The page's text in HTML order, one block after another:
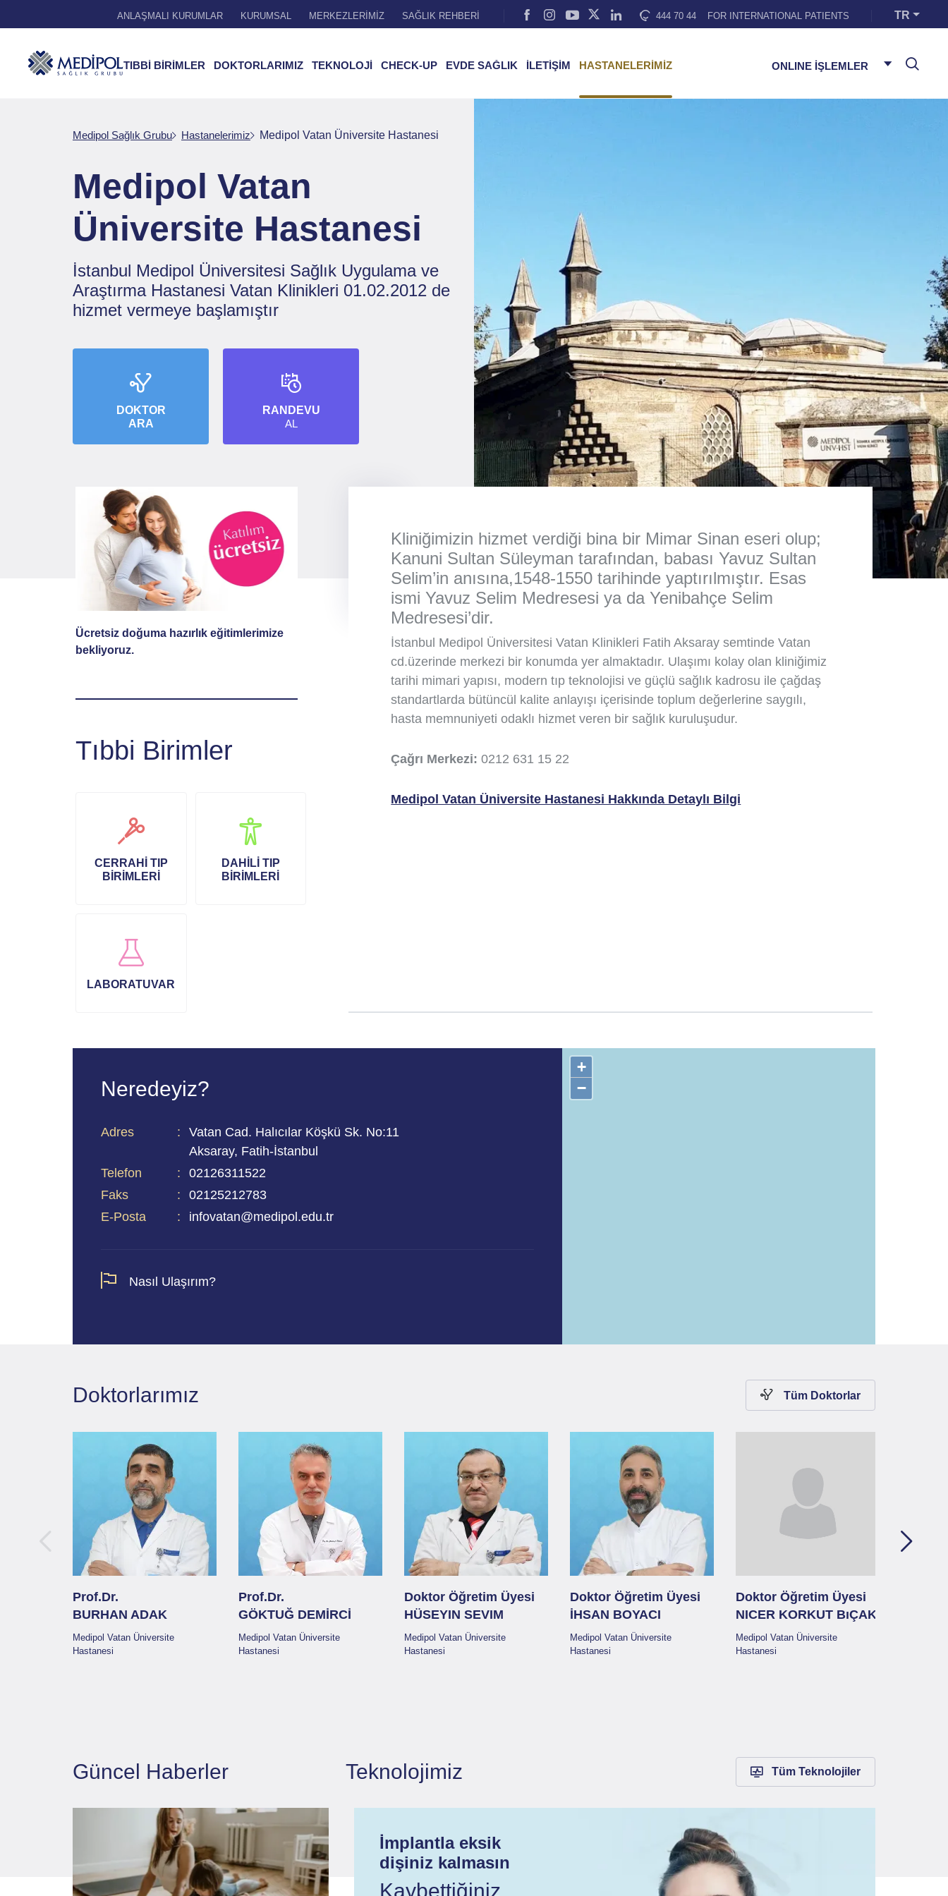
ANLAŞMALI KURUMLAR KURUMSAL MERKEZLERİMİZ SAĞLIK REHBERİ 444 70 44 FOR INTERNATIONAL PATIENTS TR
TIBBİ BİRİMLER DOKTORLARIMIZ TEKNOLOJİ CHECK-UP EVDE SAĞLIK İLETİŞİM HASTANELERİMİZ ONLINE İŞLEMLER
Medipol Sağlık Grubu Hastanelerimiz Medipol Vatan Üniversite Hastanesi
Medipol Vatan
Üniversite Hastanesi
İstanbul Medipol Üniversitesi Sağlık Uygulama ve
Araştırma Hastanesi Vatan Klinikleri 01.02.2012 de
hizmet vermeye başlamıştır
DOKTOR
ARA
RANDEVU
AL
Ücretsiz doğuma hazırlık eğitimlerimize
bekliyoruz.
Tıbbi Birimler
CERRAHI TIP
BIRIMLERI
DAHILI TIP
BIRIMLERI
LABORATUVAR
Kliniğimizin hizmet verdiği bina bir Mimar Sinan eseri olup;
Kanuni Sultan Süleyman tarafından, babası Yavuz Sultan
Selim’in anısına,1548-1550 tarihinde yaptırılmıştır. Esas
ismi Yavuz Selim Medresesi ya da Yenibahçe Selim
Medresesi’dir.
İstanbul Medipol Üniversitesi Vatan Klinikleri Fatih Aksaray semtinde Vatan
cd.üzerinde merkezi bir konumda yer almaktadır. Ulaşımı kolay olan kliniğimiz
tarihi mimari yapısı, modern tıp teknolojisi ve güçlü sağlık kadrosu ile çağdaş
standartlarda bütüncül kalite anlayışı içerisinde toplum değerlerine saygılı,
hasta memnuniyeti odaklı hizmet veren bir sağlık kuruluşudur.
Çağrı Merkezi: 0212 631 15 22
Medipol Vatan Üniversite Hastanesi Hakkında Detaylı Bilgi
Neredeyiz?
Adres
Vatan Cad. Halıcılar Köşkü Sk. No:11
Aksaray, Fatih-İstanbul
Telefon
02126311522
Faks
02125212783
E-Posta
infovatan@medipol.edu.tr
Nasıl Ulaşırım?
+
−
Doktorlarımız Tüm Doktorlar
Prof.Dr.
BURHAN ADAK
Medipol Vatan Üniversite
Hastanesi
Prof.Dr.
GÖKTUĞ DEMİRCİ
Medipol Vatan Üniversite
Hastanesi
Doktor Öğretim Üyesi
HÜSEYIN SEVIM
Medipol Vatan Üniversite
Hastanesi
Doktor Öğretim Üyesi
İHSAN BOYACI
Medipol Vatan Üniversite
Hastanesi
Doktor Öğretim Üyesi
NICER KORKUT BıÇAK
Medipol Vatan Üniversite
Hastanesi
Güncel Haberler Teknolojimiz Tüm Teknolojiler
İmplantla eksik
dişiniz kalmasın
Kaybettiğiniz